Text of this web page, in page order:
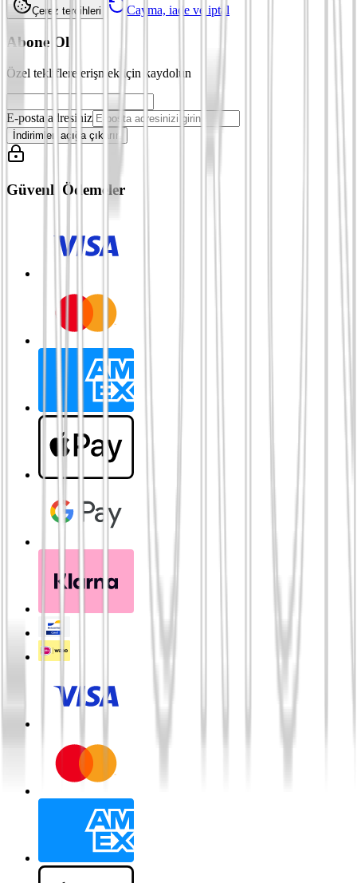
Çerez tercihleri Cayma, iade ve iptal
Abone Ol
Özel tekliflere erişmek için kaydolun
E-posta adresiniz
İndirimleri açığa çıkarın
Güvenli Ödemeler